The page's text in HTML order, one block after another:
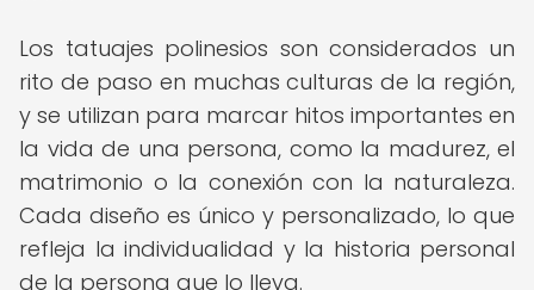
Los tatuajes polinesios son considerados un
rito de paso en muchas culturas de la región,
y se utilizan para marcar hitos importantes en
la vida de una persona, como la madurez, el
matrimonio o la conexión con la naturaleza.
Cada diseño es único y personalizado, lo que
refleja la individualidad y la historia personal
de la persona que lo lleva.